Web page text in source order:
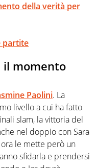
della verità per
partite
il momento
Paolini. La
livello a cui ha fatto
slam, la vittoria del
nel doppio con Sara
ora le mette però un
sfidarla e prendersi